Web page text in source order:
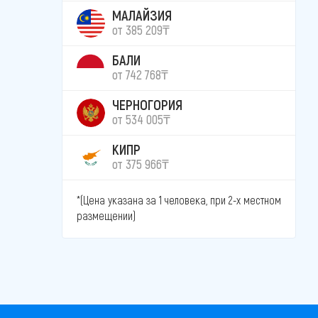
МАЛАЙЗИЯ
от 385 209₸
БАЛИ
от 742 768₸
ЧЕРНОГОРИЯ
от 534 005₸
КИПР
от 375 966₸
*(Цена указана за 1 человека, при 2-х местном
размещении)